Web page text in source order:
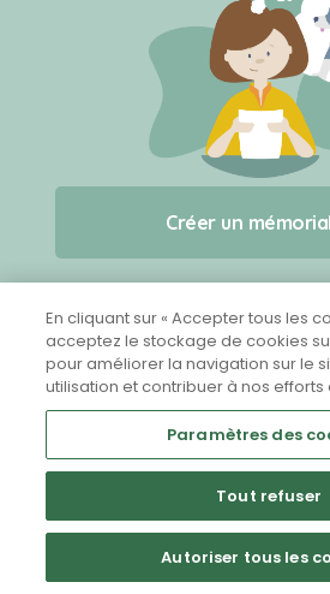
Créer un
Qui sommes-
Nous
Partager sur
Créer un mémorial
En cliquant sur « Accepter tous les
acceptez le stockage de cookies
pour améliorer la navigation sur le
utilisation et contribuer à nos
Paramètres des
Tout refuser
Autoriser tous les